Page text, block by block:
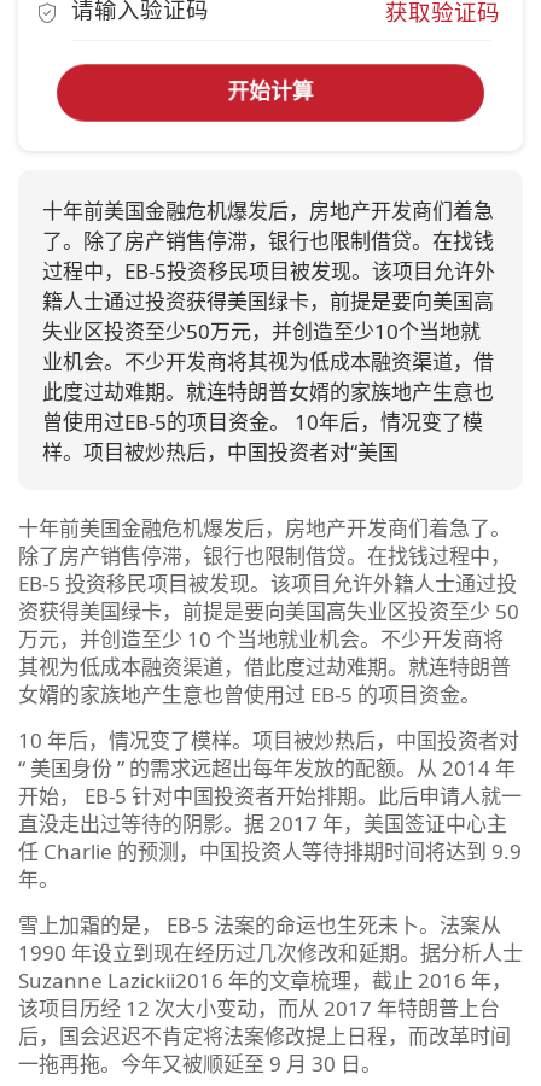
获取验证码
开始计算
十年前美国金融危机爆发后，房地产开发商们着急
了。除了房产销售停滞，银行也限制借贷。在找钱
过程中，EB-5投资移民项目被发现。该项目允许外
籍人士通过投资获得美国绿卡，前提是要向美国高
失业区投资至少50万元，并创造至少10个当地就
业机会。不少开发商将其视为低成本融资渠道，借
此度过劫难期。就连特朗普女婿的家族地产生意也
曾使用过EB-5的项目资金。 10年后，情况变了模
样。项目被炒热后，中国投资者对“美国
十年前美国金融危机爆发后，房地产开发商们着急了。
除了房产销售停滞，银行也限制借贷。在找钱过程中，
EB-5 投资移民项目被发现。该项目允许外籍人士通过投
资获得美国绿卡，前提是要向美国高失业区投资至少 50
万元，并创造至少 10 个当地就业机会。不少开发商将
其视为低成本融资渠道，借此度过劫难期。就连特朗普
女婿的家族地产生意也曾使用过 EB-5 的项目资金。
10 年后，情况变了模样。项目被炒热后，中国投资者对
“ 美国身份 ” 的需求远超出每年发放的配额。从 2014 年
开始， EB-5 针对中国投资者开始排期。此后申请人就一
直没走出过等待的阴影。据 2017 年，美国签证中心主
任 Charlie 的预测，中国投资人等待排期时间将达到 9.9
年。
雪上加霜的是， EB-5 法案的命运也生死未卜。法案从
1990 年设立到现在经历过几次修改和延期。据分析人士
Suzanne Lazickii2016 年的文章梳理，截止 2016 年，
该项目历经 12 次大小变动，而从 2017 年特朗普上台
后，国会迟迟不肯定将法案修改提上日程，而改革时间
一拖再拖。今年又被顺延至 9 月 30 日。